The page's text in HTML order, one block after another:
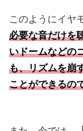
このようにイヤ
必要な音だけを
いドームなどの
も、リズムを崩
ことができるの